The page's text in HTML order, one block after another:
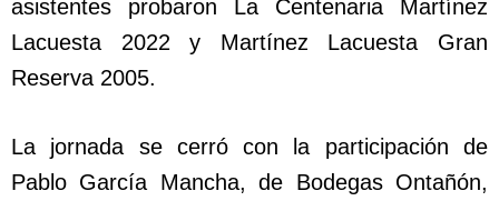
asistentes probaron La Centenaria Martínez
Lacuesta 2022 y Martínez Lacuesta Gran
Reserva 2005.
La jornada se cerró con la participación de
Pablo García Mancha, de Bodegas Ontañón,